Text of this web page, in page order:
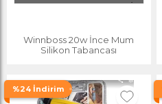
Winnboss 20w İnce Mum
Silikon Tabancası
%24 İndirim